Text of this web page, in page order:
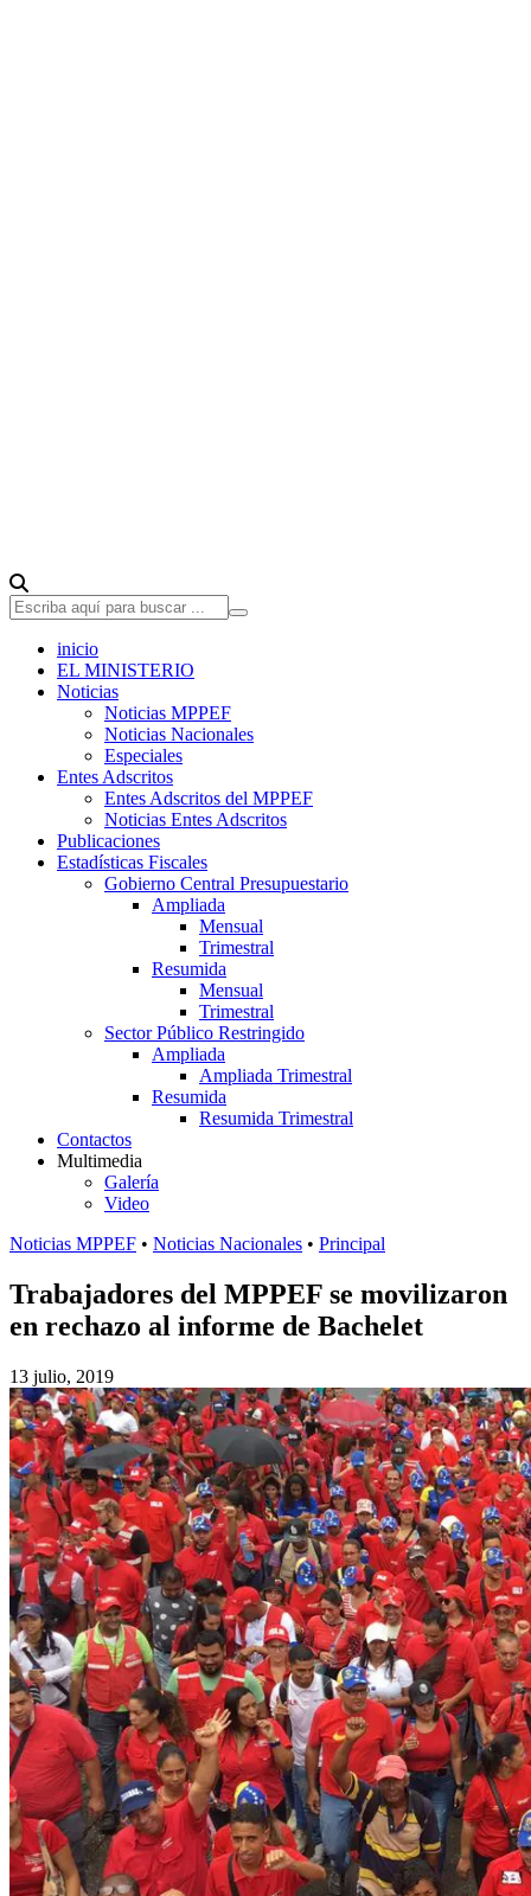
inicio
EL MINISTERIO
Noticias
Noticias MPPEF
Noticias Nacionales
Especiales
Entes Adscritos
Entes Adscritos del MPPEF
Noticias Entes Adscritos
Publicaciones
Estadísticas Fiscales
Gobierno Central Presupuestario
Ampliada
Mensual
Trimestral
Resumida
Mensual
Trimestral
Sector Público Restringido
Ampliada
Ampliada Trimestral
Resumida
Resumida Trimestral
Contactos
Multimedia
Galería
Video
Noticias MPPEF • Noticias Nacionales • Principal
Trabajadores del MPPEF se movilizaron
en rechazo al informe de Bachelet
13 julio, 2019